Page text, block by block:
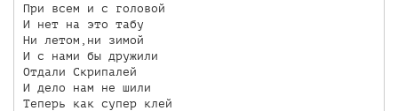
При всем и с головой
И нет на это табу
Ни летом,ни зимой
И с нами бы дружили
Отдали Скрипалей
И дело нам не шили
Теперь как супер клей